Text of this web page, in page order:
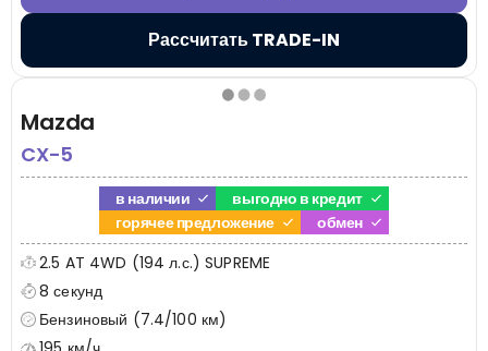
Рассчитать TRADE-IN
Mazda
CX-5
в наличии
выгодно в кредит
горячее предложение
обмен
2.5 AT 4WD (194 л.с.) SUPREME
8 секунд
Бензиновый (7.4/100 км)